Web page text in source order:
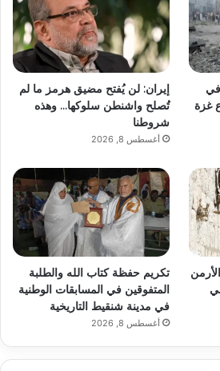
في
غزة
إيران: لن يُفتح مضيق هرمز ما لم
تُصلح واشنطن سلوكها… وهذه
شروطنا
أغسطس 8, 2026
تكريم حفظة كتاب الله والطلبة
المتفوقين في المسابقات الوطنية
في مدينة شنقيط التاريخية
أغسطس 8, 2026